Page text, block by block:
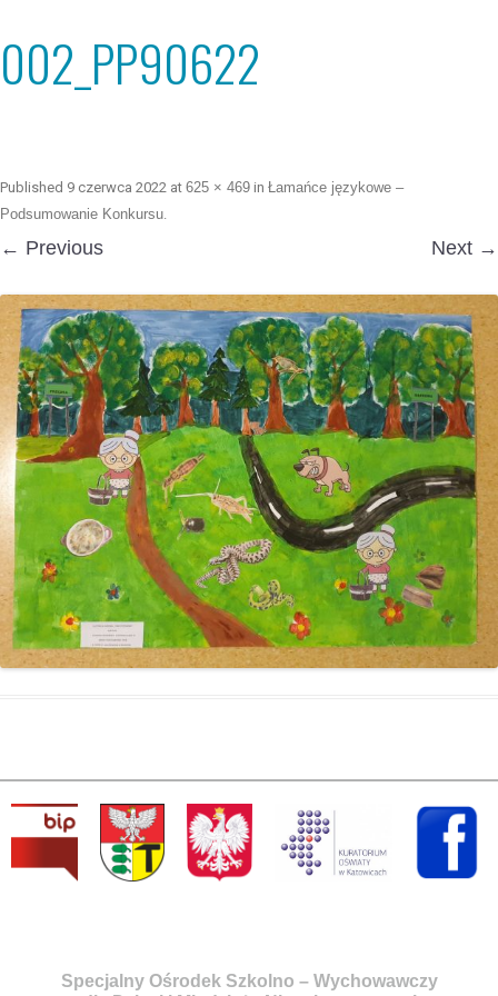
002_PP90622
Published 9 czerwca 2022 at 625 × 469 in Łamańce językowe –
Podsumowanie Konkursu.
← Previous Next →
Specjalny Ośrodek Szkolno – Wychowawczy